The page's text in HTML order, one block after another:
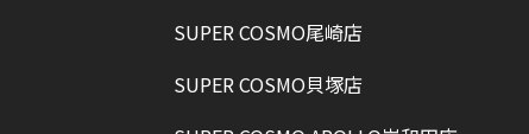
SUPER COSMO尾崎店
SUPER COSMO貝塚店